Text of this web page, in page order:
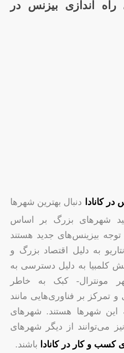
راه اندازی بیزنس در
در کانادا
دنبال بهترین شهرها
شهرهای بزرگ بر اساس
بیزینس‌های جدید هستند
به دلیل اقتصاد بزرگ و
کلمبیا به دلیل دسترسی به
مونترال- کبک به خاطر
تمرکز بر فناوری‌هایی مانند
شهرها هستند. شهرهای
نیز می‌توانند از دیگر شهرهای
کسب و کار در کانادا باشند.